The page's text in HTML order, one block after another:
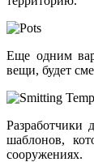
Еще одним
вещи, будет
Разработчики
шаблонов,
сооружениях.